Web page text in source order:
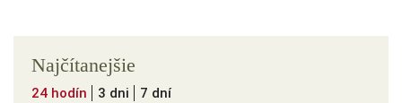
Najčítanejšie
24 hodín 3 dni 7 dní